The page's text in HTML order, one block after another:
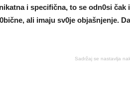
i specifična, to se odn0si čak
ali imaju sv0je objašnjenje.
Sadržaj se nastavlja